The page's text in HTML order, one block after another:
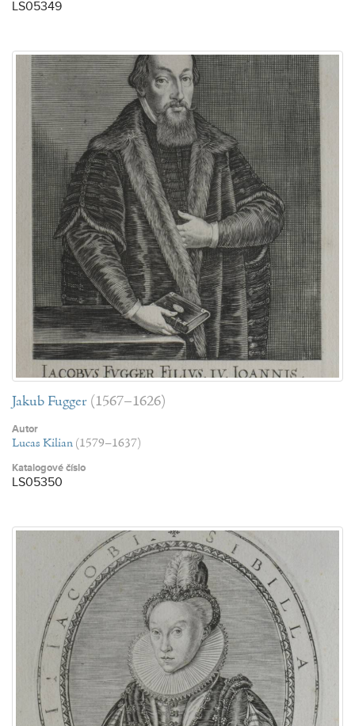
LS05349
Jakub Fugger (1567–1626)
Autor
Lucas Kilian (1579–1637)
Katalogové číslo
LS05350